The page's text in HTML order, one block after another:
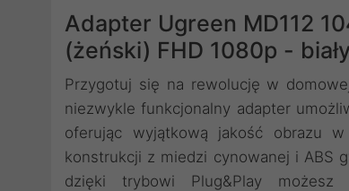
Adapter Ugreen MD112
(żeński) FHD 1080p - biały
Przygotuj się na rewolucję w
niezwykle funkcjonalny adapter
oferując wyjątkową jakość obrazu
konstrukcji z miedzi cynowanej i ABS
dzięki trybowi Plug&Play